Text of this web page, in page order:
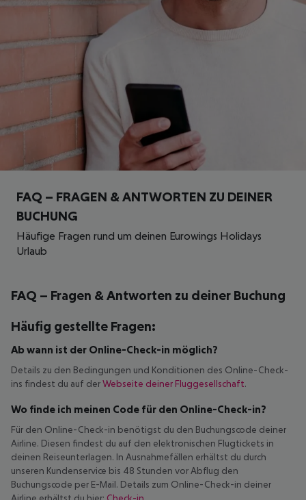
FAQ – FRAGEN & ANTWORTEN ZU DEINER
BUCHUNG
Häufige Fragen rund um deinen Eurowings Holidays
Urlaub
FAQ – Fragen & Antworten zu deiner Buchung
Häufig gestellte Fragen:
Ab wann ist der Online-Check-in möglich?
Details zu den Bedingungen und Konditionen des Online-Check-
ins findest du auf derWebseite deiner Fluggesellschaft.
Wo finde ich meinen Code für den Online-Check-in?
Für den Online-Check-in benötigst du den Buchungscode deiner
Airline. Diesen findest du auf den elektronischen Flugtickets in
deinen Reiseunterlagen. In Ausnahmefällen erhältst du durch
unseren Kundenservice bis 48 Stunden vor Abflug den
Buchungscode per E-Mail. Details zum Online-Check-in deiner